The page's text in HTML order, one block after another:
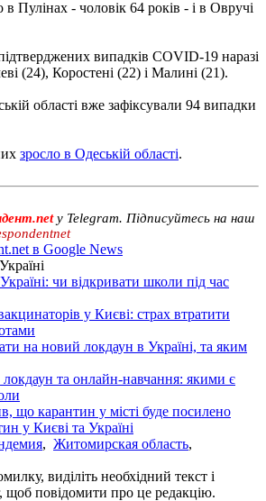
Пулінах - чоловік 64 років - і в Овручі
випадків COVID-19 наразі
(24), Коростені (22) і Малині (21).
області вже зафіксували 94 випадки
зросло в Одеській області.
у Telegram. Підписуйтесь на наш
в Google News
чи відкривати школи під час
у Києві: страх втратити
на новий локдаун в Україні, та яким
локдаун та онлайн-навчання: якими є
що карантин у місті буде посилено
у Києві та Україні
, Житомирская область,
виділіть необхідний текст і
щоб повідомити про це редакцію.